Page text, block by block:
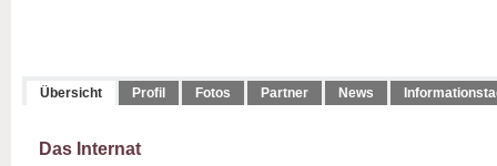
Übersicht Profil Fotos Partner News
Das Internat